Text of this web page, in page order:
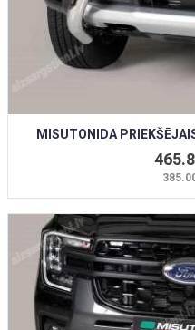
MISUTONIDA